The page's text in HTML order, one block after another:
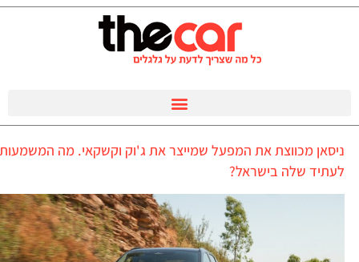
ניסאן מכווצת את המפעל שמייצר את ג'וק וקשקאי. מה המשמעות
לעתיד שלה בישראל?